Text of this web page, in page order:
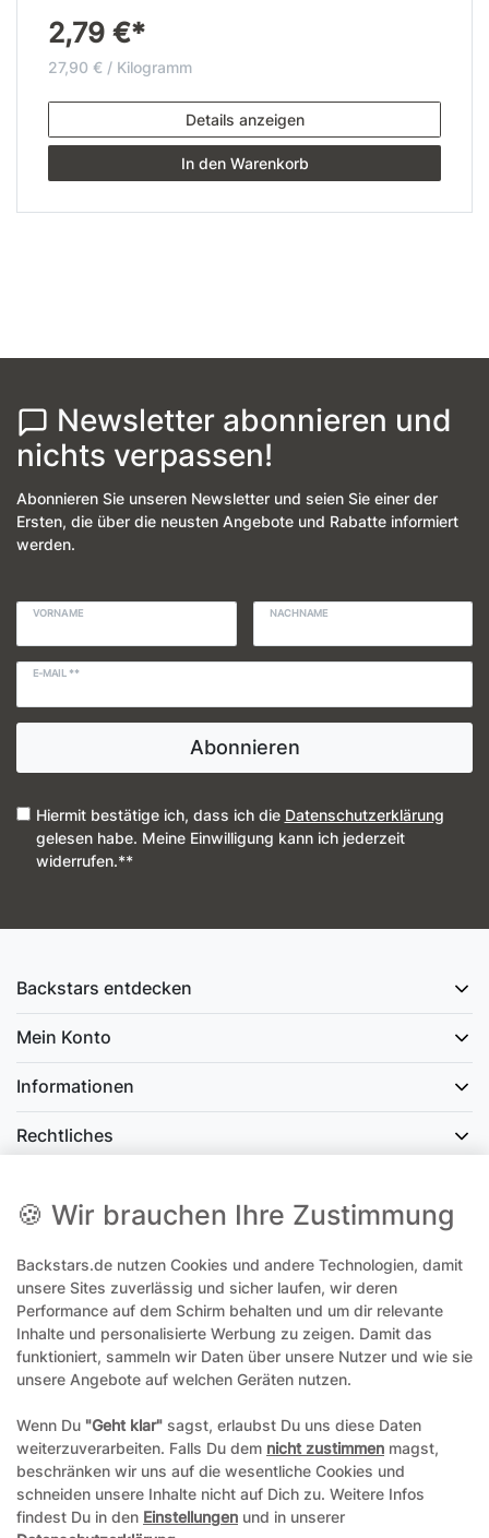
2,79 €*
27,90 € / Kilogramm
Details anzeigen
In den Warenkorb
Newsletter abonnieren und
nichts verpassen!
Abonnieren Sie unseren Newsletter und seien Sie einer der
Ersten, die über die neusten Angebote und Rabatte informiert
werden.
VORNAME NACHNAME
E-MAIL **
Abonnieren
Hiermit bestätige ich, dass ich die Daten­schutz­erklärung
gelesen habe. Meine Einwilligung kann ich jederzeit
widerrufen.**
Backstars entdecken
Mein Konto
Informationen
Rechtliches
office@backstars.de
Wir antworten Ihnen schnellstmöglich. An Sonn- und Feiertagen kann
es evtl. zu Verzögerungen kommen.
07306 306239¹
Freitags am besten zwischen 8-12 Uhr
¹Telefonieren zum üblichen Ortstarif. Verbindugsgebühren für Anrufe
aus dem Mobilfunknetz können ggf. abweichen.
🍪 Wir brauchen Ihre Zustimmung
Backstars.de nutzen Cookies und andere Technologien, damit
unsere Sites zuverlässig und sicher laufen, wir deren
Performance auf dem Schirm behalten und um dir relevante
Inhalte und personalisierte Werbung zu zeigen. Damit das
funktioniert, sammeln wir Daten über unsere Nutzer und wie sie
unsere Angebote auf welchen Geräten nutzen.
Wenn Du "Geht klar" sagst, erlaubst Du uns diese Daten
weiterzuverarbeiten. Falls Du dem nicht zustimmen magst,
beschränken wir uns auf die wesentliche Cookies und
schneiden unsere Inhalte nicht auf Dich zu. Weitere Infos
findest Du in den Einstellungen und in unserer